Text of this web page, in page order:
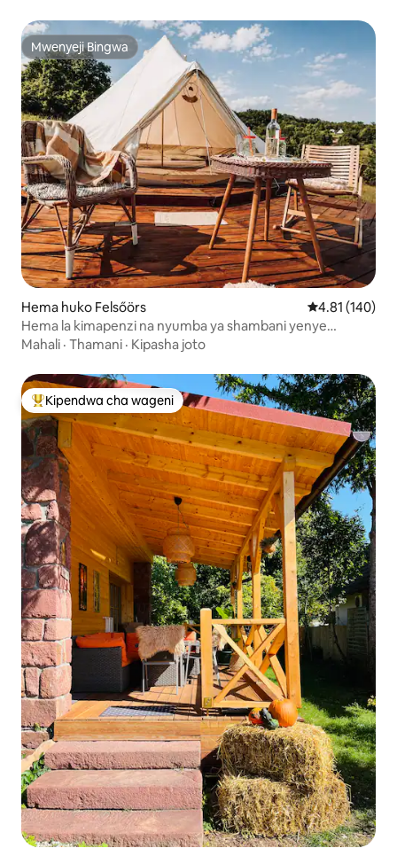
Mwenyeji Bingwa
Mwenyeji Bingwa
Hema huko Felsőörs Ukadiriaji wa
4.81 (140)
Hema la kimapenzi na nyumba ya shambani yenye
mandhari ya kuvutia ya Balaton
Mahali · Thamani · Kipasha joto
Kipendwa maarufu cha wageni
Kipendwa cha wageni